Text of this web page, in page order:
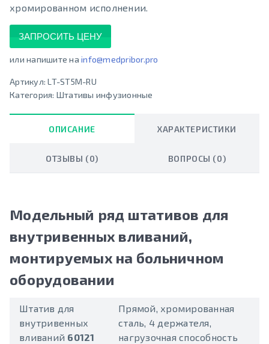
хромированном исполнении.
ЗАПРОСИТЬ ЦЕНУ
или напишите на info@medpribor.pro
Артикул:LT-ST5M-RU
Категория: Штативы инфузионные
ОПИСАНИЕ ХАРАКТЕРИСТИКИ
ОТЗЫВЫ (0) ВОПРОСЫ (0)
Модельный ряд штативов для
внутривенных вливаний,
монтируемых на больничном
оборудовании
Штатив для
внутривенных
вливаний 60121
Прямой, хромированная
сталь, 4 держателя,
нагрузочная способность